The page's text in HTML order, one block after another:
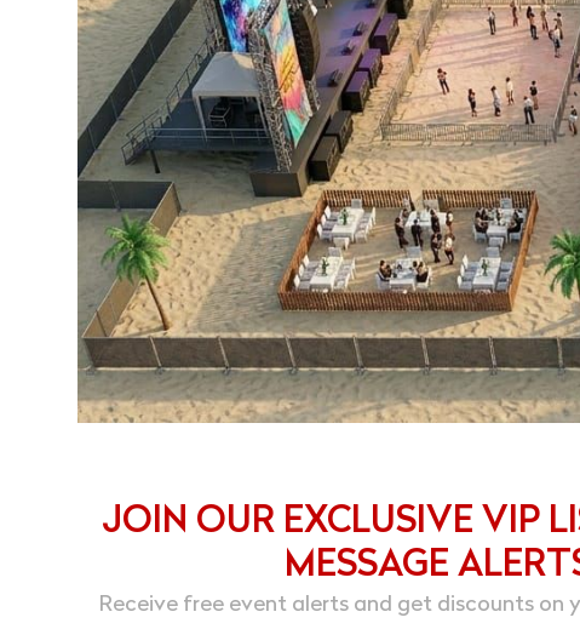
JOIN OUR EXCLUSIVE VIP
MESSAGE
Receive free event alerts and get discounts on